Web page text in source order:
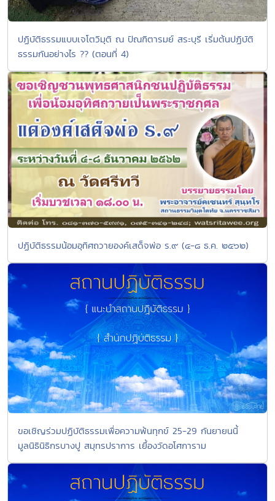
ปฏิบัติธรรมแบบเจโตวิมุติ ณ ปัณฑิตารมย์ สระบุรี เริ่มต้นปฏิบัติ
ธรรมกันอย่างไร ?? (ตอนที่ 4)
ปฏิบัติธรรมน้อมอุทิศถวายองค์เสด็จพ่อ ร.๙ (๔-๘ ธ.ค. ๒๕๖๒)
ขอเชิญร่วมปฏิบัติธรรมเพื่อความพ้นทุกข์ 25-29 กันยายนนี้
มูลนิธินิธิกรบางปู สมุทรปราการ เยื้องวัดอโศการาม